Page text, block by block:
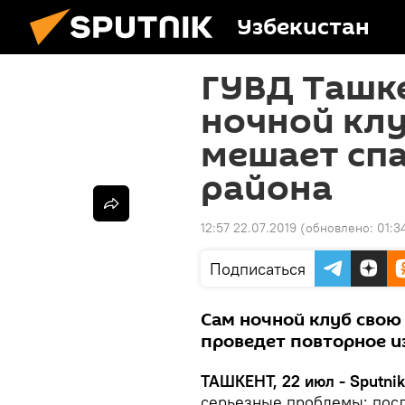
Узбекистан
ГУВД
ночной
мешает
района
12:57 22.07.2019 (обновлено:
Подписаться
Сам ночной клуб
проведет повторное
ТАШКЕНТ, 22 июл -